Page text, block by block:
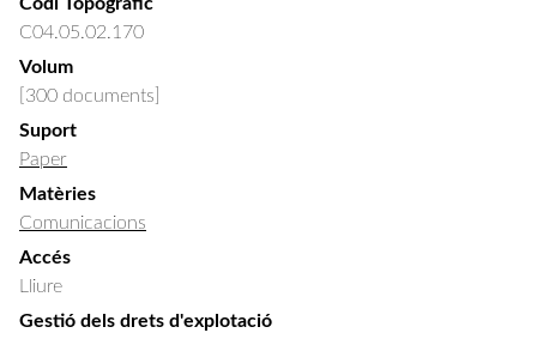
C04.05.02.170
Volum
[300 documents]
Suport
Paper
Matèries
Comunicacions
Accés
Lliure
Gestió dels drets d'explotació